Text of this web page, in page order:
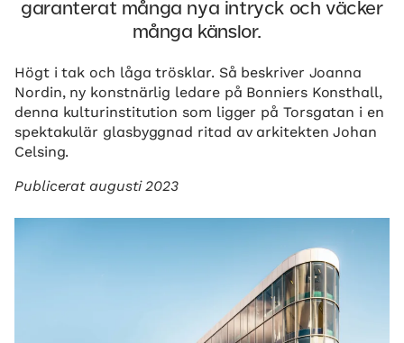
garanterat många nya intryck och väcker
många känslor.
Högt i tak och låga trösklar. Så beskriver Joanna
Nordin, ny konstnärlig ledare på Bonniers Konsthall,
denna kulturinstitution som ligger på Torsgatan i en
spektakulär glasbyggnad ritad av arkitekten Johan
Celsing.
Publicerat augusti 2023